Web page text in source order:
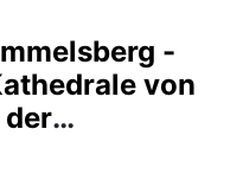
(mehr)
-
von
der